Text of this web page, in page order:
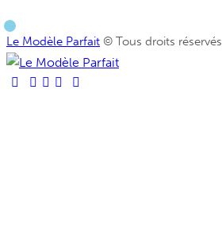
Le Modèle Parfait © Tous droits réservés